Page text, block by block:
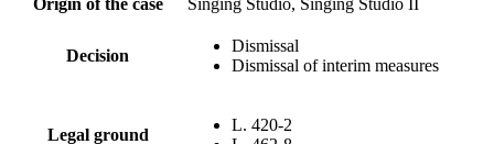
Decision
Dismissal
Dismissal of interim measures
Legal ground
L. 420-2